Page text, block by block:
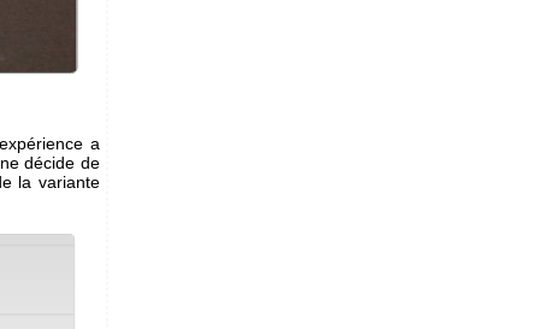
a
décide de
la variante